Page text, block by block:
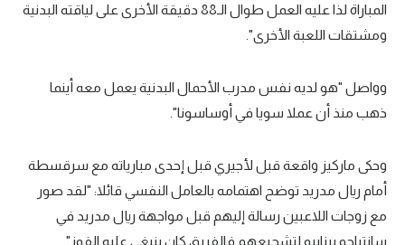
المباراة لذا عليه العمل طوال الـ88 دقيقة الأخرى على لياقته البدنية
ومشتقات اللعبة الأخرى".
وواصل "هو لديه نفس مدرب الأحمال البدنية يعمل معه أينما
ذهب منذ أن عملا سويا في أوساسونا".
وحكى ماركيز واقعة قبل لأجيري قبل إحدى مبارياته مع سرقسطة
أمام ريال مدريد توضح اهتمامه بالعامل النفسي قائلا: "لقد صور
مع زوجات اللاعبين رسالة إليهم قبل مواجهة ريال مدريد في
سانتياجو برنابيو لتشجيعهم فالفريق كان ينبغي عليه الفوز".